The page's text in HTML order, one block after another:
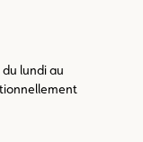
lundi au